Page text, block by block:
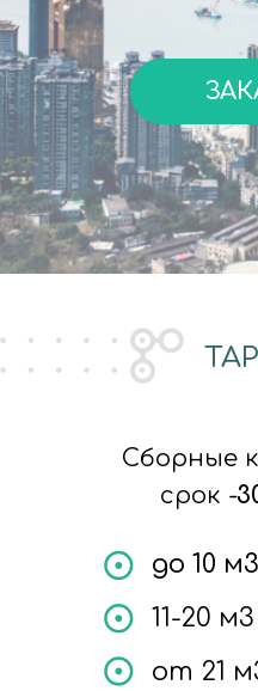
Сборные
срок -
до 10
11-20
от 21